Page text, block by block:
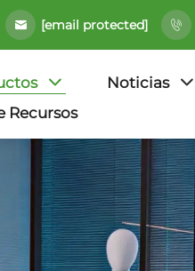
[email protected]
Noticias
Recursos